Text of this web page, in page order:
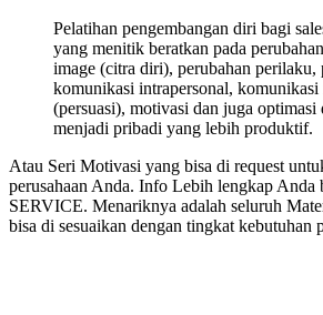
Pelatihan pengembangan diri bagi
yang menitik beratkan pada
image (citra diri), perubahan perilaku,
komunikasi intrapersonal, komunikasi
(persuasi), motivasi dan juga optimasi
menjadi pribadi yang lebih produktif.
Atau Seri Motivasi yang bisa di request
perusahaan Anda. Info Lebih lengkap
SERVICE. Menariknya adalah seluruh
bisa di sesuaikan dengan tingkat kebutuhan